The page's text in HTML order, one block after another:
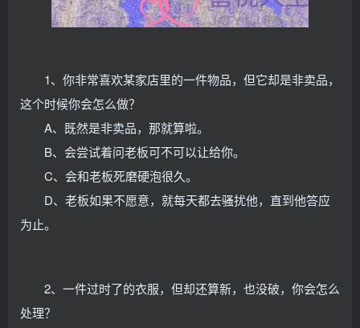
1、你非常喜欢某家店里的一件物品，但它却是非卖品，
这个时候你会怎么做？
A、既然是非卖品，那就算啦。
B、会尝试着问老板可不可以让给你。
C、会和老板死磨硬泡很久。
D、老板如果不愿意，就每天都去骚扰他，直到他答应
为止。
2、一件过时了的衣服，但却还算新，也没破，你会怎么
处理？